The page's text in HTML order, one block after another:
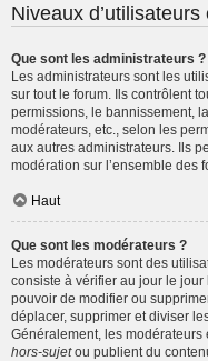
Niveaux
Que sont les administrateurs ?
Les administrateurs sont les
sur tout le forum. Ils contrôlent
permissions, le bannissement,
modérateurs, etc., selon les
aux autres administrateurs. Ils
modération sur l’ensemble des
Haut
Que sont les modérateurs ?
Les modérateurs sont des
consiste à vérifier au jour le
pouvoir de modifier ou
déplacer, supprimer et diviser
Généralement, les
hors-sujetou publient du